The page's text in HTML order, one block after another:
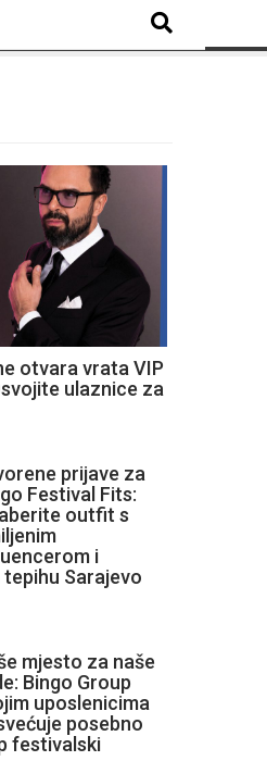
otvara vrata VIP
ulaznice za
prijave za
Festival Fits:
outfit s
i
Sarajevo
mjesto za naše
Bingo Group
uposlenicima
posebno
festivalski